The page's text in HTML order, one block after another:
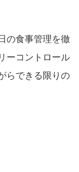
の食事管理を徹
ーコントロール
らできる限りの